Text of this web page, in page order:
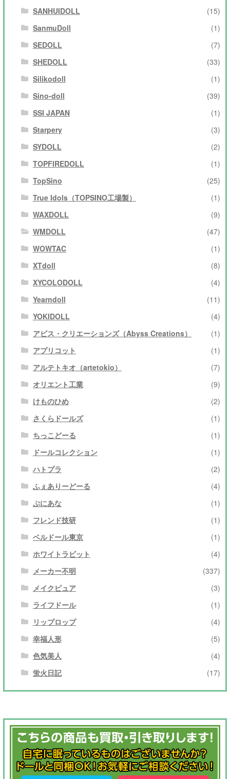
SANHUIDOLL
(15)
SanmuDoll
(1)
SEDOLL
(7)
SHEDOLL
(33)
Silikodoll
(1)
Sino-doll
(39)
SSI JAPAN
(1)
Starpery
(3)
SYDOLL
(2)
TOPFIREDOLL
(1)
TopSino
(25)
True Idols（TOPSINO工場製）
(1)
WAXDOLL
(9)
WMDOLL
(47)
WOWTAC
(1)
XTdoll
(8)
XYCOLODOLL
(4)
Yearndoll
(11)
YOKIDOLL
(4)
アビス・クリエーションズ（Abyss Creations）
(1)
アプリコット
(1)
アルテトキオ（artetokio）
(7)
オリエント工業
(9)
けものひめ
(2)
さくらドールズ
(1)
ちっこどーる
(1)
ドールコレクション
(1)
ハトプラ
(2)
ふぇありーどーる
(4)
ぷにあな
(1)
フレンド技研
(1)
ベルドール東京
(1)
ホワイトラビット
(4)
メーカー不明
(337)
メイクピュア
(3)
ライフドール
(1)
リップロップ
(4)
幸福人形
(5)
色気美人
(4)
蛍火日記
(17)